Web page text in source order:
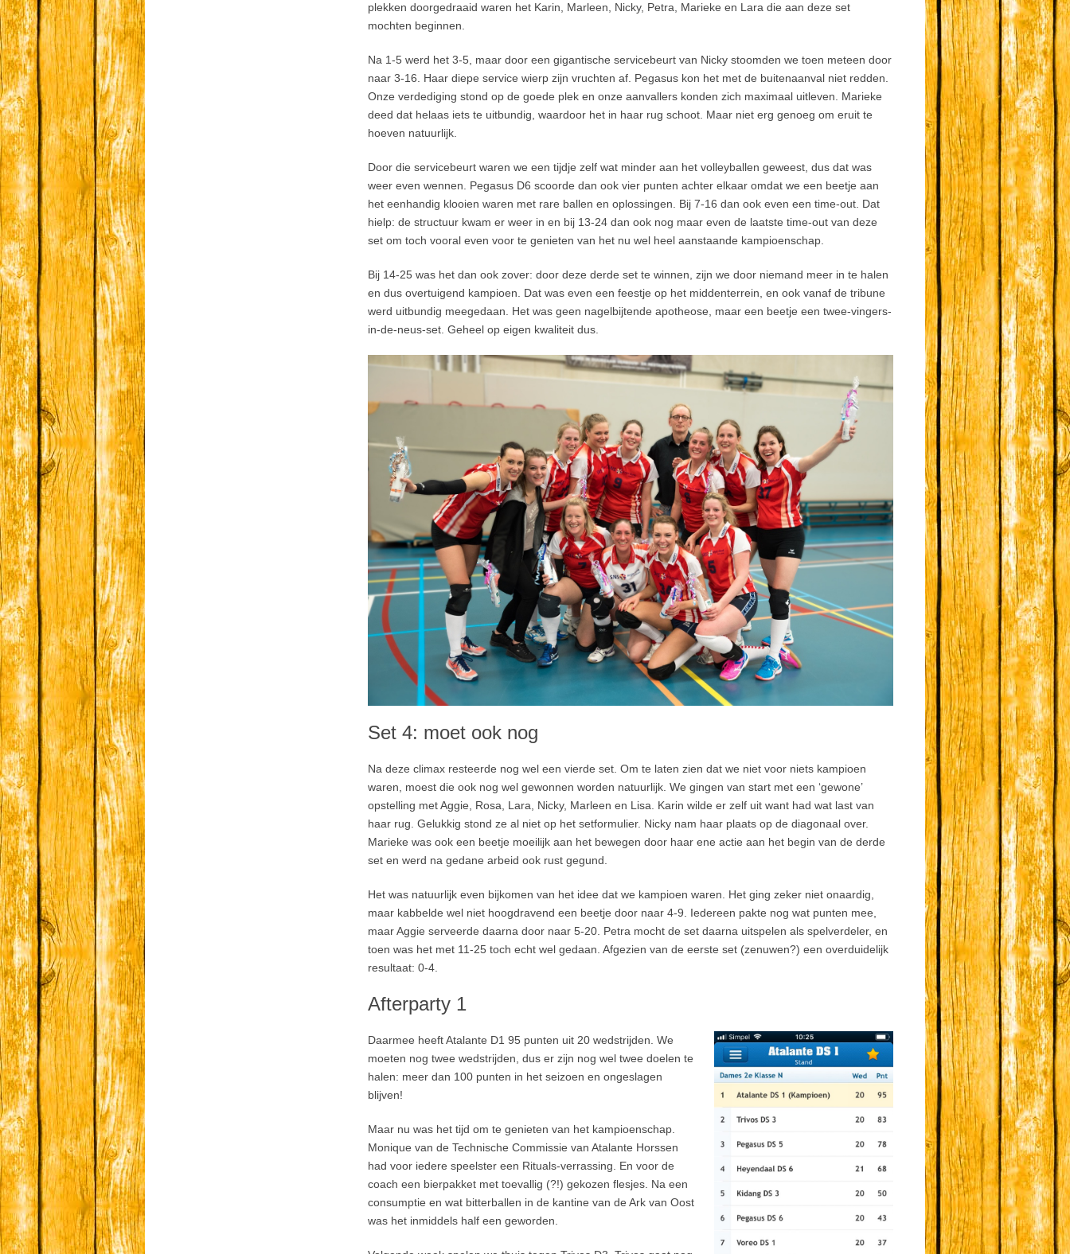
plekken doorgedraaid waren het Karin, Marleen, Nicky, Petra, Marieke en Lara die aan deze set
mochten beginnen.
Na 1-5 werd het 3-5, maar door een gigantische servicebeurt van Nicky stoomden we toen meteen door
naar 3-16. Haar diepe service wierp zijn vruchten af. Pegasus kon het met de buitenaanval niet redden.
Onze verdediging stond op de goede plek en onze aanvallers konden zich maximaal uitleven. Marieke
deed dat helaas iets te uitbundig, waardoor het in haar rug schoot. Maar niet erg genoeg om eruit te
hoeven natuurlijk.
Door die servicebeurt waren we een tijdje zelf wat minder aan het volleyballen geweest, dus dat was
weer even wennen. Pegasus D6 scoorde dan ook vier punten achter elkaar omdat we een beetje aan
het eenhandig klooien waren met rare ballen en oplossingen. Bij 7-16 dan ook even een time-out. Dat
hielp: de structuur kwam er weer in en bij 13-24 dan ook nog maar even de laatste time-out van deze
set om toch vooral even voor te genieten van het nu wel heel aanstaande kampioenschap.
Bij 14-25 was het dan ook zover: door deze derde set te winnen, zijn we door niemand meer in te halen
en dus overtuigend kampioen. Dat was even een feestje op het middenterrein, en ook vanaf de tribune
werd uitbundig meegedaan. Het was geen nagelbijtende apotheose, maar een beetje een twee-vingers-
in-de-neus-set. Geheel op eigen kwaliteit dus.
Set 4: moet ook nog
Na deze climax resteerde nog wel een vierde set. Om te laten zien dat we niet voor niets kampioen
waren, moest die ook nog wel gewonnen worden natuurlijk. We gingen van start met een ‘gewone’
opstelling met Aggie, Rosa, Lara, Nicky, Marleen en Lisa. Karin wilde er zelf uit want had wat last van
haar rug. Gelukkig stond ze al niet op het setformulier. Nicky nam haar plaats op de diagonaal over.
Marieke was ook een beetje moeilijk aan het bewegen door haar ene actie aan het begin van de derde
set en werd na gedane arbeid ook rust gegund.
Het was natuurlijk even bijkomen van het idee dat we kampioen waren. Het ging zeker niet onaardig,
maar kabbelde wel niet hoogdravend een beetje door naar 4-9. Iedereen pakte nog wat punten mee,
maar Aggie serveerde daarna door naar 5-20. Petra mocht de set daarna uitspelen als spelverdeler, en
toen was het met 11-25 toch echt wel gedaan. Afgezien van de eerste set (zenuwen?) een overduidelijk
resultaat: 0-4.
Afterparty 1
Daarmee heeft Atalante D1 95 punten uit 20 wedstrijden. We
moeten nog twee wedstrijden, dus er zijn nog wel twee doelen te
halen: meer dan 100 punten in het seizoen en ongeslagen
blijven!
Maar nu was het tijd om te genieten van het kampioenschap.
Monique van de Technische Commissie van Atalante Horssen
had voor iedere speelster een Rituals-verrassing. En voor de
coach een bierpakket met toevallig (?!) gekozen flesjes. Na een
consumptie en wat bitterballen in de kantine van de Ark van Oost
was het inmiddels half een geworden.